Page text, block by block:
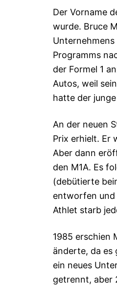
Der Vorname
wurde. Bruce
Programms
der Formel 1
Autos, weil
hatte der
An der neuen
Prix erhielt. Er
Aber dann
den M1A. Es
(debütierte
entworfen und
Athlet starb
1985 erschien
änderte, da es
ein neues
getrennt, aber